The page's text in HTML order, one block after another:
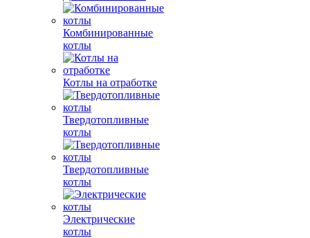
Комбинированные
котлы
Котлы на отработке
Твердотопливные
котлы
Твердотопливные
котлы
Электрические
котлы